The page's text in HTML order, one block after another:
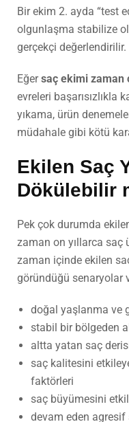
Bir ekim 2. ayda “test
olgunlaşma stabilize
gerçekçi değerlendirilir.
Eğersaç ekimi zaman
evreleri başarısızlıkla
yıkama, ürün
müdahale gibi kötü
Ekilen Saç
Dökülebilir
Pek çok durumda
zaman on yıllarca saç
zaman içinde ekilen
göründüğü senaryolar
doğal yaşlanma ve
stabil bir bölgeden
altta yatan saç
saç kalitesini
faktörleri
saç büyümesini
devam eden